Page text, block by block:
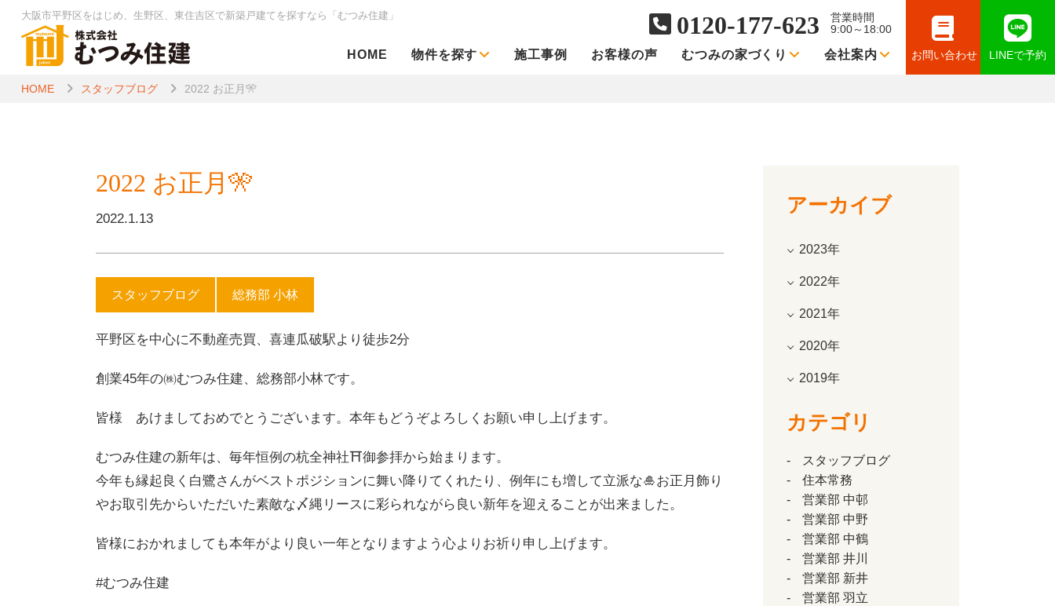
大阪市平野区をはじめ、生野区、東住吉区で新築戸建てを探すなら 「むつみ住建」 0120-177-623
営業時間
9:00～18:00
HOME 物件を探す 施工事例 お客様の声 むつみの家づくり 会社案内 お問い合わせ LINEで予約
HOME スタッフブログ 2022 お正月🎌
2022 お正月🎌
2022.1.13
スタッフブログ 総務部 小林
平野区を中心に不動産売買、喜連瓜破駅より徒歩2分
創業45年の㈱むつみ住建、総務部小林です。
皆様 あけましておめでとうございます。本年もどうぞよろしくお願い申し上げます。
むつみ住建の新年は、毎年恒例の杭全神社⛩御参拝から始まります。
今年も縁起良く白鷺さんがベストポジションに舞い降りてくれたり、例年にも増して立派な🎍お正月飾り
やお取引先からいただいた素敵な〆縄リースに彩られながら良い新年を迎えることが出来ました。
皆様におかれましても本年がより良い一年となりますよう心よりお祈り申し上げます。
#むつみ住建
アーカイブ
2023年
2022年
2021年
2020年
2019年
カテゴリ
スタッフブログ
住本常務
営業部 中邨
営業部 中野
営業部 中鶴
営業部 井川
営業部 新井
営業部 羽立